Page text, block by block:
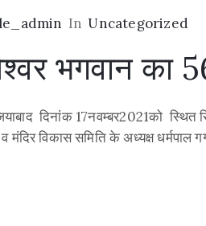
In Uncategorized
भगवान
दिनांक 17नवम्बर2021को
व मंदिर विकास समिति के अध्यक्ष